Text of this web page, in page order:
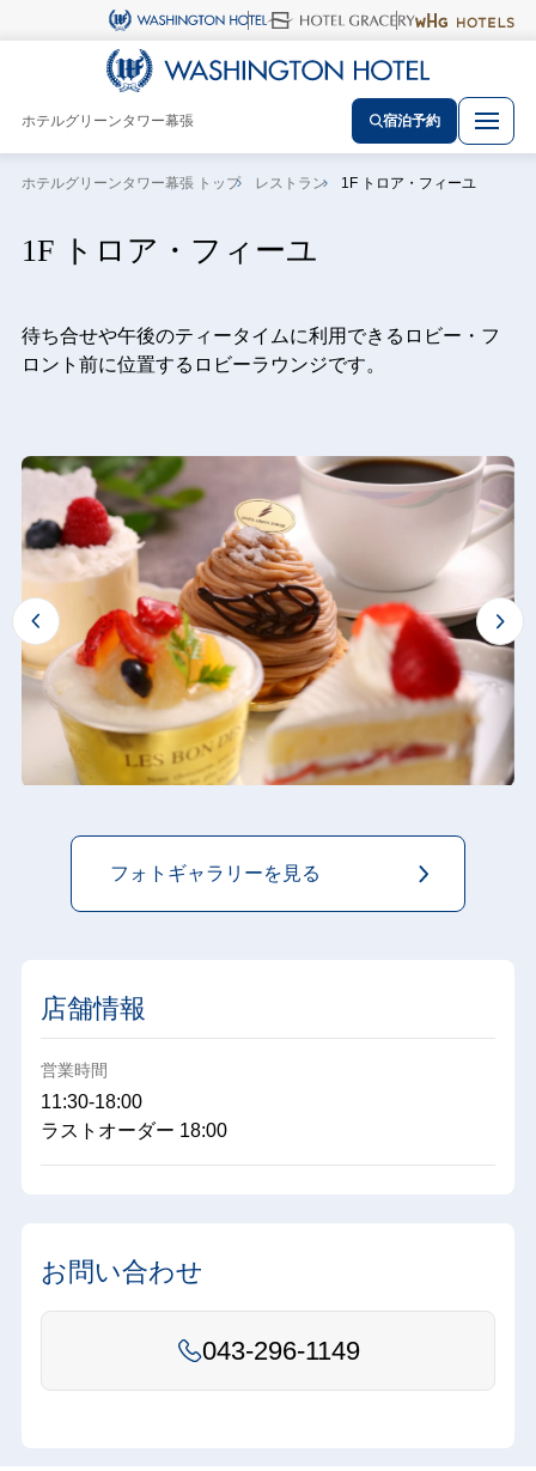
ホテルグリーンタワー幕張 宿泊予約
ホテルグリーンタワー幕張 トップ レストラン 1F トロア・フィーユ
1F トロア・フィーユ
待ち合せや午後のティータイムに利用できるロビー・フ
ロント前に位置するロビーラウンジです。
フォトギャラリーを見る
店舗情報
営業時間
11:30-18:00
ラストオーダー 18:00
お問い合わせ
043-296-1149